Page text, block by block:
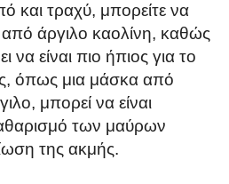
και τραχύ, μπορείτε να
από άργιλο καολίνη, καθώς
να είναι πιο ήπιος για το
όπως μια μάσκα από
μπορεί να είναι
των μαύρων
της ακμής.